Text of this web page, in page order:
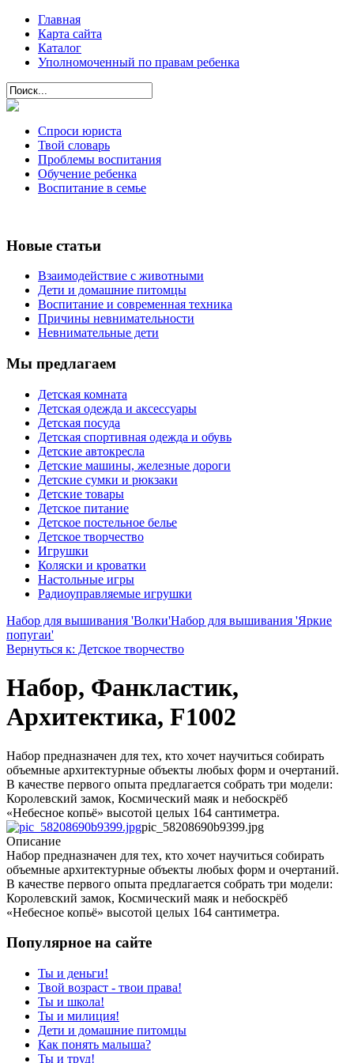
Главная
Карта сайта
Каталог
Уполномоченный по правам ребенка
Спроси юриста
Твой словарь
Проблемы воспитания
Обучение ребенка
Воспитание в семье
Новые статьи
Взаимодействие с животными
Дети и домашние питомцы
Воспитание и современная техника
Причины невнимательности
Невнимательные дети
Мы предлагаем
Детская комната
Детская одежда и аксессуары
Детская посуда
Детская спортивная одежда и обувь
Детские автокресла
Детские машины, железные дороги
Детские сумки и рюкзаки
Детские товары
Детское питание
Детское постельное белье
Детское творчество
Игрушки
Коляски и кроватки
Настольные игры
Радиоуправляемые игрушки
Набор для вышивания 'Волки'Набор для вышивания 'Яркие
попугаи'
Вернуться к: Детское творчество
Набор, Фанкластик,
Архитектика, F1002
Набор предназначен для тех, кто хочет научиться собирать
объемные архитектурные объекты любых форм и очертаний.
В качестве первого опыта предлагается собрать три модели:
Королевский замок, Космический маяк и небоскрёб
«Небесное копьё» высотой целых 164 сантиметра.
pic_58208690b9399.jpg
Описание
Набор предназначен для тех, кто хочет научиться собирать
объемные архитектурные объекты любых форм и очертаний.
В качестве первого опыта предлагается собрать три модели:
Королевский замок, Космический маяк и небоскрёб
«Небесное копьё» высотой целых 164 сантиметра.
Популярное на сайте
Ты и деньги!
Твой возраст - твои права!
Ты и школа!
Ты и милиция!
Дети и домашние питомцы
Как понять малыша?
Ты и труд!